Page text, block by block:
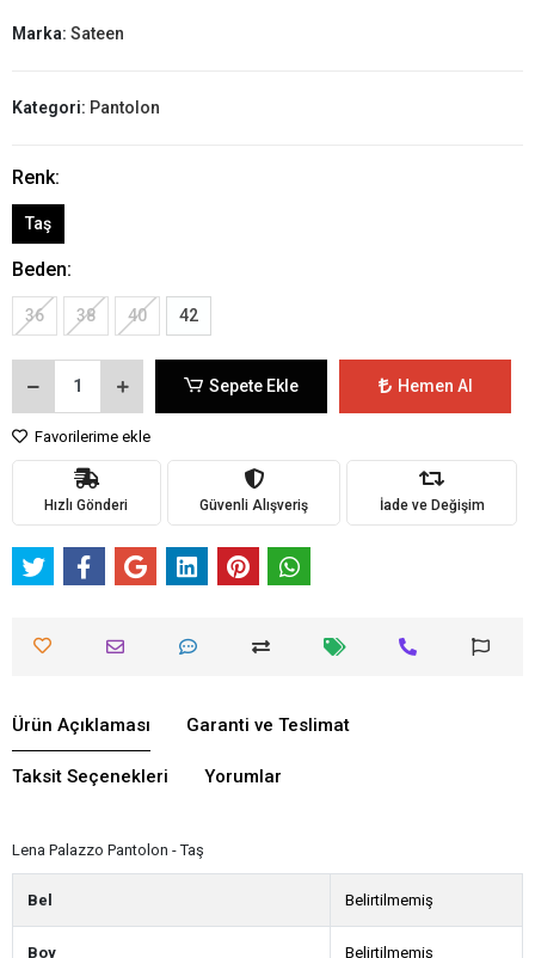
Marka: Sateen
Kategori: Pantolon
Renk:
Taş
Beden:
36 38 40 42
Sepete Ekle Hemen Al
Favorilerime ekle
Hızlı Gönderi Güvenli Alışveriş İade ve Değişim
Ürün Açıklaması Garanti ve Teslimat
Taksit Seçenekleri Yorumlar
Lena Palazzo Pantolon - Taş
Bel Belirtilmemiş
Boy Belirtilmemiş